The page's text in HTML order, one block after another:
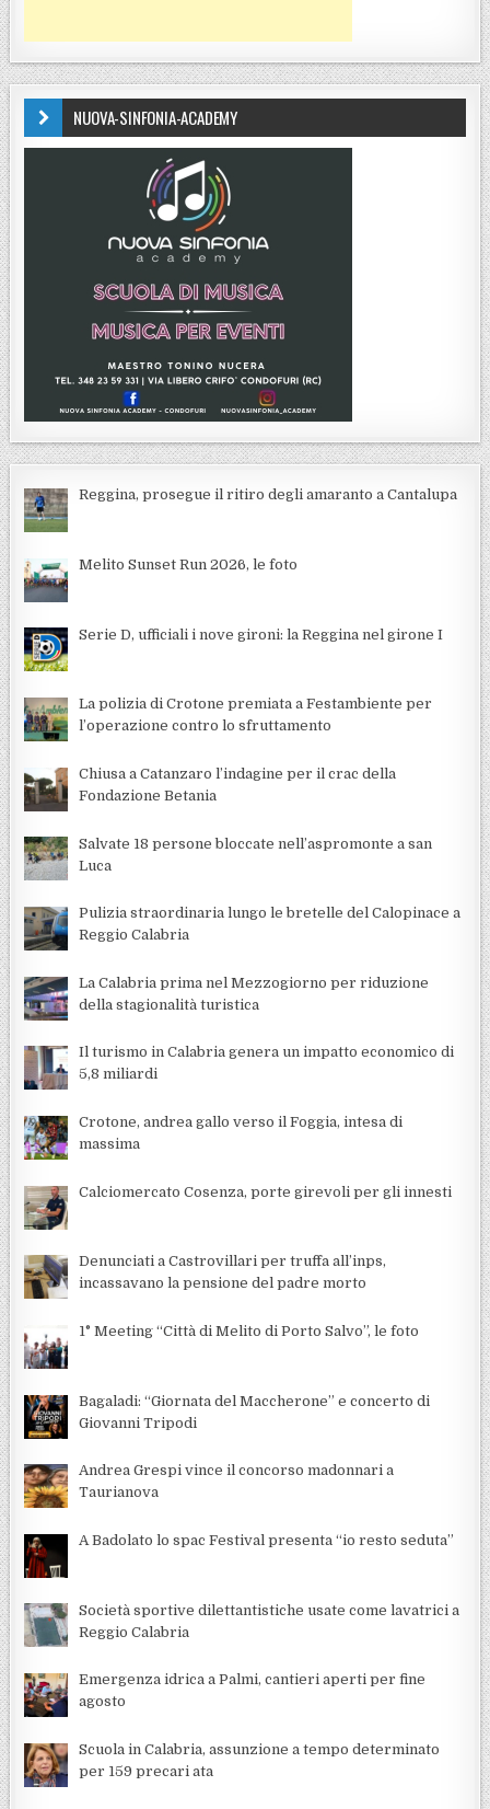
NUOVA-SINFONIA-ACADEMY
Reggina, prosegue il ritiro degli amaranto a Cantalupa
Melito Sunset Run 2026, le foto
Serie D, ufficiali i nove gironi: la Reggina nel girone I
La polizia di Crotone premiata a Festambiente per
l’operazione contro lo sfruttamento
Chiusa a Catanzaro l’indagine per il crac della
Fondazione Betania
Salvate 18 persone bloccate nell’aspromonte a san
Luca
Pulizia straordinaria lungo le bretelle del Calopinace a
Reggio Calabria
La Calabria prima nel Mezzogiorno per riduzione
della stagionalità turistica
Il turismo in Calabria genera un impatto economico di
5,8 miliardi
Crotone, andrea gallo verso il Foggia, intesa di
massima
Calciomercato Cosenza, porte girevoli per gli innesti
Denunciati a Castrovillari per truffa all’inps,
incassavano la pensione del padre morto
1° Meeting “Città di Melito di Porto Salvo”, le foto
Bagaladi: “Giornata del Maccherone” e concerto di
Giovanni Tripodi
Andrea Grespi vince il concorso madonnari a
Taurianova
A Badolato lo spac Festival presenta “io resto seduta”
Società sportive dilettantistiche usate come lavatrici a
Reggio Calabria
Emergenza idrica a Palmi, cantieri aperti per fine
agosto
Scuola in Calabria, assunzione a tempo determinato
per 159 precari ata